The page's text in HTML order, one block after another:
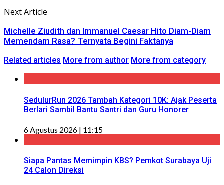
Next Article
Michelle Ziudith dan Immanuel Caesar Hito Diam-Diam
Memendam Rasa? Ternyata Begini Faktanya
Related articles More from author More from category
SedulurRun 2026 Tambah Kategori 10K: Ajak Peserta
Berlari Sambil Bantu Santri dan Guru Honorer
6 Agustus 2026 | 11:15
Siapa Pantas Memimpin KBS? Pemkot Surabaya Uji
24 Calon Direksi